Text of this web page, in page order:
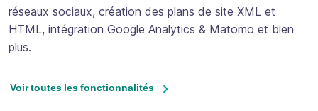
réseaux sociaux, création des plans de site XML et
HTML, intégration Google Analytics & Matomo et bien
plus.
Voir toutes les fonctionnalités